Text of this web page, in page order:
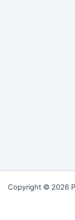
Copyright © 2026